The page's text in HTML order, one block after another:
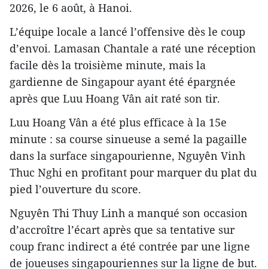
2026, le 6 août, à Hanoi.
L’équipe locale a lancé l’offensive dès le coup
d’envoi. Lamasan Chantale a raté une réception
facile dès la troisième minute, mais la
gardienne de Singapour ayant été épargnée
après que Luu Hoang Vân ait raté son tir.
Luu Hoang Vân a été plus efficace à la 15e
minute : sa course sinueuse a semé la pagaille
dans la surface singapourienne, Nguyên Vinh
Thuc Nghi en profitant pour marquer du plat du
pied l’ouverture du score.
Nguyên Thi Thuy Linh a manqué son occasion
d’accroître l’écart après que sa tentative sur
coup franc indirect a été contrée par une ligne
de joueuses singapouriennes sur la ligne de but.